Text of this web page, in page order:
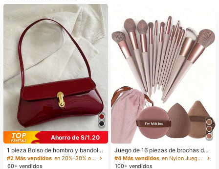
Ahorro de S/1.20
1 pieza Bolso de hombro y bandoler
a de cuero sintético aceitado retro
para mujer, adecuado para citas, sa
#2 Más vendidos
en 20%-30% off Bolsos de hombro para mujer
60+ vendidos
Juego de 16 piezas de brochas de
maquillaje que incluye 13 brochas
de maquillaje, 1 esponja de maquill
#4 Más vendidos
en Nylon Juegos De Pinceles
100+ vendidos